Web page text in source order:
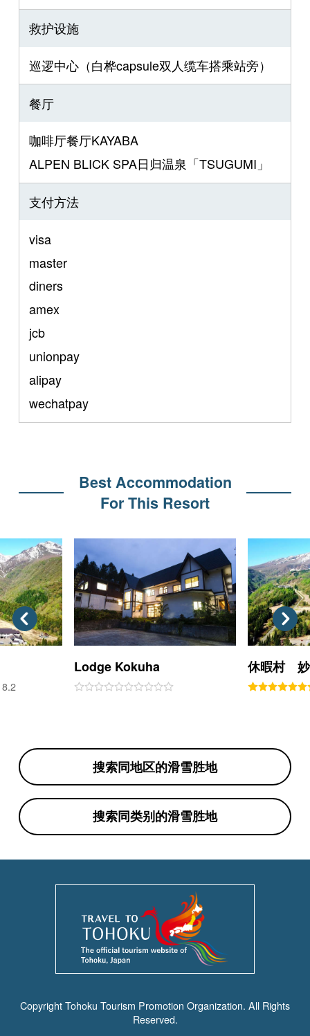
救护设施
巡逻中心（白桦capsule双人缆车搭乘站旁）
餐厅
咖啡厅餐厅KAYABA
ALPEN BLICK SPA日归温泉「TSUGUMI」
支付方法
visa
master
diners
amex
jcb
unionpay
alipay
wechatpay
Best Accommodation
For This Resort
8.2
Lodge Kokuha 休暇村
搜索同地区的滑雪胜地
搜索同类别的滑雪胜地
Copyright Tohoku Tourism Promotion Organization. All Rights
Reserved.